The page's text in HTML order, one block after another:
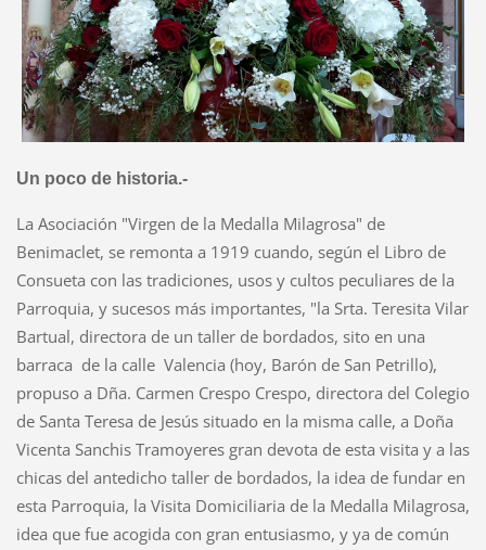
Un poco de historia.-
La Asociación "Virgen de la Medalla Milagrosa" de
Benimaclet, se remonta a 1919 cuando, según el Libro de
Consueta con las tradiciones, usos y cultos peculiares de la
Parroquia, y sucesos más importantes, "la Srta. Teresita Vilar
Bartual, directora de un taller de bordados, sito en una
barraca de la calle Valencia (hoy, Barón de San Petrillo),
propuso a Dña. Carmen Crespo Crespo, directora del Colegio
de Santa Teresa de Jesús situado en la misma calle, a Doña
Vicenta Sanchis Tramoyeres gran devota de esta visita y a las
chicas del antedicho taller de bordados, la idea de fundar en
esta Parroquia, la Visita Domiciliaria de la Medalla Milagrosa,
idea que fue acogida con gran entusiasmo, y ya de común